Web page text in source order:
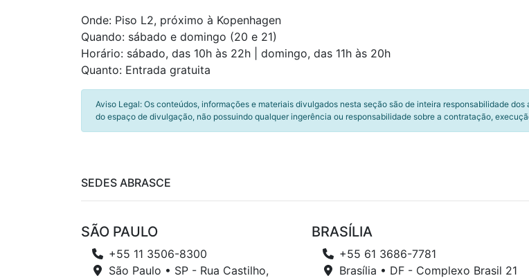
Onde: Piso L2, próximo à Kopenhagen
Quando: sábado e domingo (20 e 21)
Horário: sábado, das 10h às 22h | domingo, das 11h às 20h
Quanto: Entrada gratuita
Aviso Legal: Os conteúdos, informações e materiais divulgados nesta seção são de inteira responsabilidade
do espaço de divulgação, não possuindo qualquer ingerência ou responsabilidade sobre a contratação,
SEDES ABRASCE
SÃO PAULO
+55 11 3506-8300
São Paulo • SP - Rua Castilho,
BRASÍLIA
+55 61 3686-7781
Brasília • DF - Complexo Brasil 21